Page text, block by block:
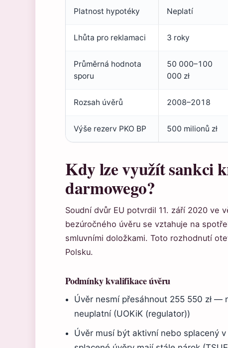
Platnost hypotéky Neplatí
Lhůta pro reklamaci 3 roky
Průměrná hodnota
sporu
50 000–100
000 zł
Rozsah úvěrů 2008–2018
Výše rezerv PKO BP 500 milionů zł
Kdy lze využít sankci
darmowego?
Soudní dvůr EU potvrdil 11. září 2020 ve
bezúročného úvěru se vztahuje na
smluvními doložkami. Toto rozhodnutí
Polsku.
Podmínky kvalifikace úvěru
Úvěr nesmí přesáhnout 255 550 zł —
neuplatní (UOKiK (regulator))
Úvěr musí být aktivní nebo splacený